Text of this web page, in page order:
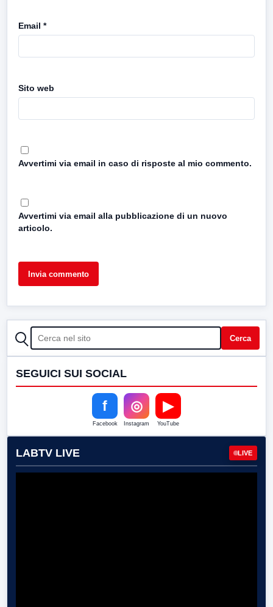
Email *
Sito web
Avvertimi via email in caso di risposte al mio commento.
Avvertimi via email alla pubblicazione di un nuovo
articolo.
CERCA Cerca
SEGUICI SUI SOCIAL
f
Facebook
◎
Instagram
▶
YouTube
LABTV LIVE LIVE